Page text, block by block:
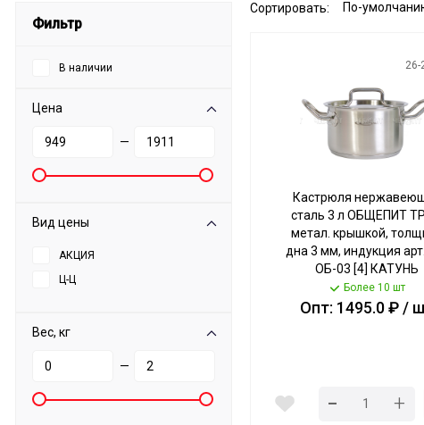
Фильтр
В наличии
Цена
—
Вид цены
АКЦИЯ
Ц-Ц
Вес, кг
—
Сортировать:
26-
Кастрюля
сталь 3 л ОБЩЕПИТ
метал. крышкой,
дна 3 мм, индукция
ОБ-03 [4] КАТУНЬ
Более 10 шт
Опт: 1495.0 ₽ /
- +